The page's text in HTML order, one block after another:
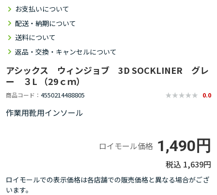
お支払いについて
配送・納期について
送料について
返品・交換・キャンセルについて
アシックス ウィンジョブ 3D SOCKLINER グレ
ー ３L （29ｃｍ）
商品コード 4550214488805 0.0
作業用靴用インソール
ロイモール価格 1,490円
1,639円
ロイモールでの表示価格は各店舗での販売価格と異なる場合がござ
います。